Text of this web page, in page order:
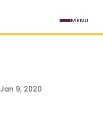
Jan 9, 2020
MENU